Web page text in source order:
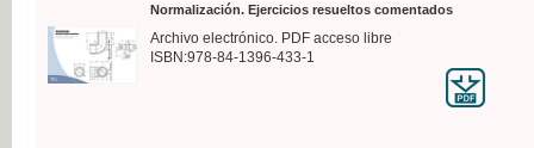
Normalización. Ejercicios resueltos comentados
Archivo electrónico. PDF acceso libre
ISBN:978-84-1396-433-1